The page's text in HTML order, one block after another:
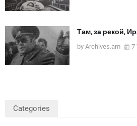
Там, за рекой,
by Archives.am 7
Categories